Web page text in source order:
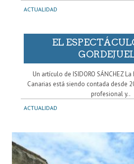
ACTUALIDAD
EL
Un artículo de ISIDORO SÁNCHEZ
Canarias está siendo contada desde
profesional y..
ACTUALIDAD